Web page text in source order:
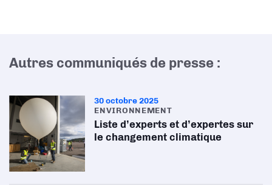
Autres communiqués de presse :
30 octobre 2025
ENVIRONNEMENT
Liste d’experts et d’expertes sur
le changement climatique